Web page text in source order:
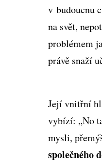
v budoucnu
na svět,
problémem
právě snaží
Její vnitřní
vybízí: „No
mysli,
společného